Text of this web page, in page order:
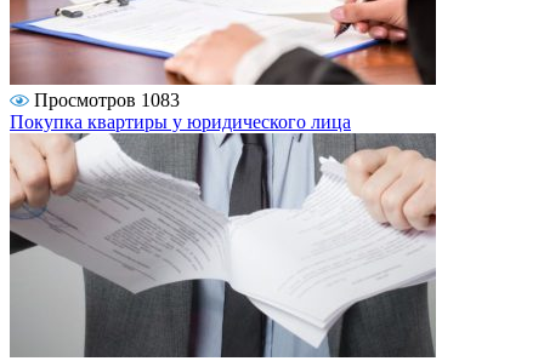
Просмотров 1083
Покупка квартиры у юридического лица